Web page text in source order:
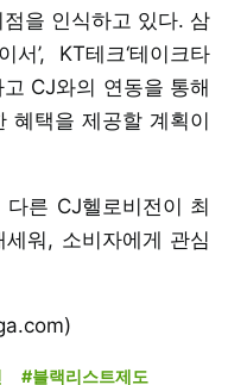
을 인식하고 있다. 삼
서’, KT테크‘테이크타
CJ와의 연동을 통해
혜택을 제공할 계획이
른 CJ헬로비전이 최
워, 소비자에게 관심
#블랙리스트제도